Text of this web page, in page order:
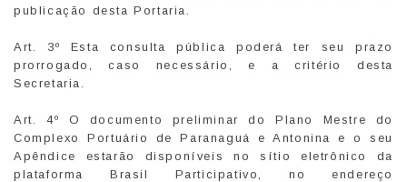
publicação desta Portaria.
Art. 3º Esta consulta pública poderá ter seu prazo
prorrogado, caso necessário, e a critério desta
Secretaria.
Art. 4º O documento preliminar do Plano Mestre do
Complexo Portuário de Paranaguá e Antonina e o seu
Apêndice estarão disponíveis no sítio eletrônico da
plataforma Brasil Participativo, no endereço